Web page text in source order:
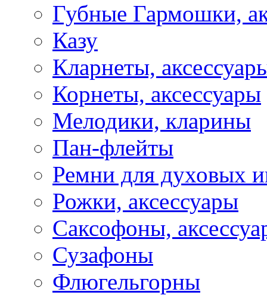
Губные Гармошки,
Казу
Кларнеты,
Корнеты, аксессуары
Мелодики, кларины
Пан-флейты
Ремни для духовых
Рожки, аксессуары
Саксофоны,
Сузафоны
Флюгельгорны